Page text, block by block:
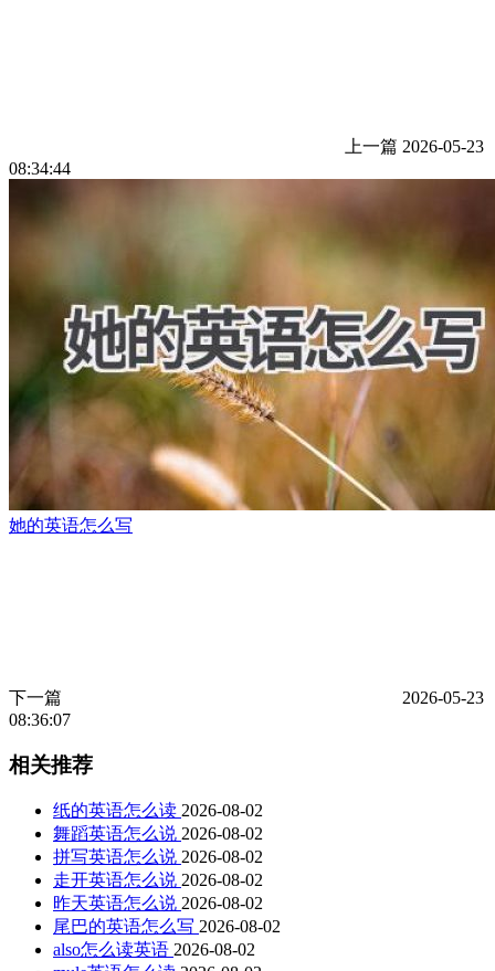
上一篇 2026-05-23
08:34:44
她的英语怎么写
下一篇
2026-05-23
08:36:07
相关推荐
纸的英语怎么读 2026-08-02
舞蹈英语怎么说 2026-08-02
拼写英语怎么说 2026-08-02
走开英语怎么说 2026-08-02
昨天英语怎么说 2026-08-02
尾巴的英语怎么写 2026-08-02
also怎么读英语 2026-08-02